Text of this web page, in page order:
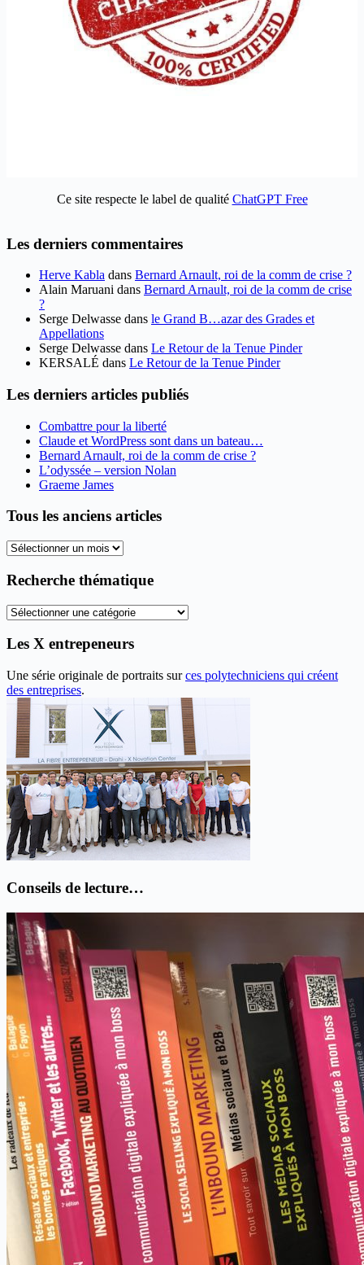
Ce site respecte le label de qualité ChatGPT Free
Les derniers commentaires
Herve Kabla dans Bernard Arnault, roi de la comm de crise ?
Alain Maruani dans Bernard Arnault, roi de la comm de crise
?
Serge Delwasse dans le Grand B…azar des Grades et
Appellations
Serge Delwasse dans Le Retour de la Tenue Pinder
KERSALÉ dans Le Retour de la Tenue Pinder
Les derniers articles publiés
Combattre pour la liberté
Claude et WordPress sont dans un bateau…
Bernard Arnault, roi de la comm de crise ?
L’odyssée – version Nolan
Graeme James
Tous les anciens articles
Tous
anciens
Recherche thématique
Recherche
Les X entrepeneurs
Une série originale de portraits surces polytechniciens qui créent
des entreprises.
Conseils de lecture…